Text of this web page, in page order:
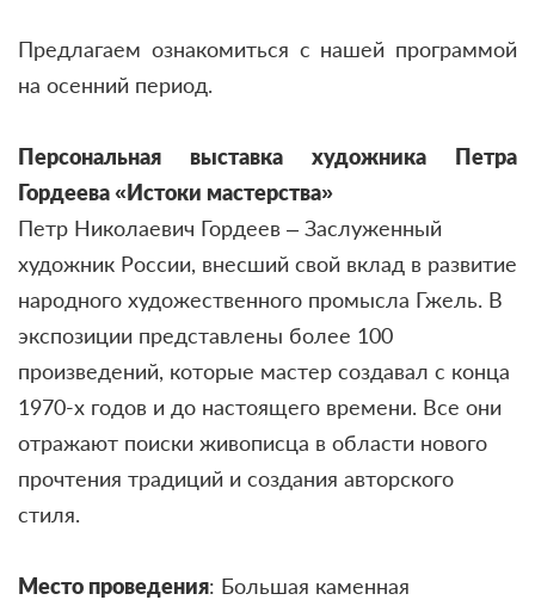
Предлагаем ознакомиться с нашей программой
на осенний период.
Персональная выставка художника Петра
Гордеева «Истоки мастерства»
Петр Николаевич Гордеев – Заслуженный
художник России, внесший свой вклад в развитие
народного художественного промысла Гжель. В
экспозиции представлены более 100
произведений, которые мастер создавал с конца
1970-х годов и до настоящего времени. Все они
отражают поиски живописца в области нового
прочтения традиций и создания авторского
стиля.
Место проведения: Большая каменная